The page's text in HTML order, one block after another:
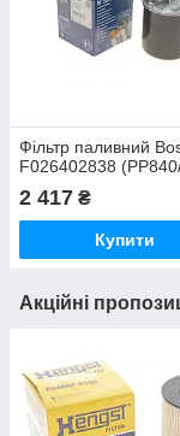
Фільтр паливний
F026402838
2 417 ₴
Купити
Акційні